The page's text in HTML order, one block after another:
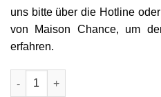
uns bitte über die Hotline
von Maison Chance, um
erfahren.
Maus Menge